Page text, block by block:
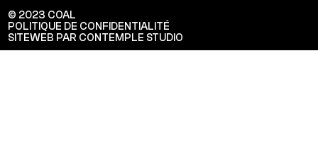
© 2023 COAL
POLITIQUE DE CONFIDENTIALITÉ
SITEWEB PAR CONTEMPLE STUDIO